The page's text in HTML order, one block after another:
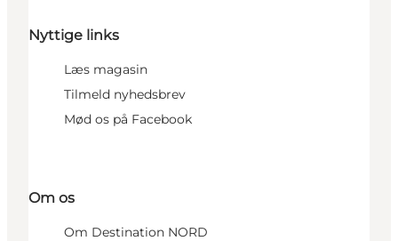
Nyttige links
Læs magasin
Tilmeld nyhedsbrev
Mød os på Facebook
Om os
Om Destination NORD